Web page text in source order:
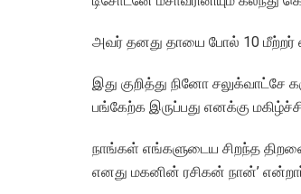
அவர் தனது தாயை போல் 10 மீற்றர்
இது குறித்து நினோ சலுக்வாட்சே
பங்கேற்க இருப்பது எனக்கு
நாங்கள் எங்களுடைய சிறந்த
எனது மகனின் ரசிகன் நான்’